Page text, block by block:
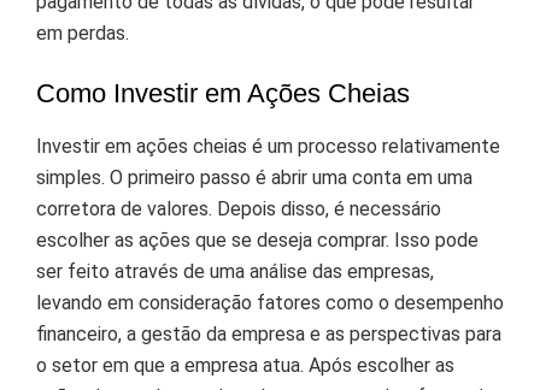
em perdas.
Como Investir em Ações Cheias
Investir em ações cheias é um processo relativamente
simples. O primeiro passo é abrir uma conta em uma
corretora de valores. Depois disso, é necessário
escolher as ações que se deseja comprar. Isso pode
ser feito através de uma análise das empresas,
levando em consideração fatores como o desempenho
financeiro, a gestão da empresa e as perspectivas para
o setor em que a empresa atua. Após escolher as